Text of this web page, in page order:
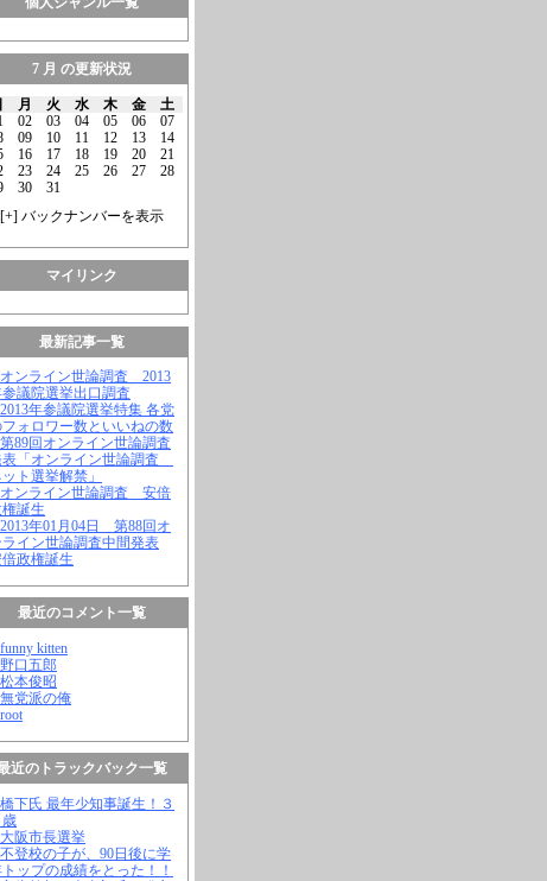
7 月 の更新状況
月 火 水 木 金
土
02 03 04 05 06
07
09 10 11 12 13
14
16 17 18 19 20
21
23 24 25 26 27
28
30
31
[+] バックナンバーを表示
マイリンク
最新記事一覧
ンライン世論調査 2013
議院選挙出口調査
年参議院選挙特集 各党
ォロワー数といいねの数
89回オンライン世論調査
表「オンライン世論調査
ト選挙解禁」
ンライン世論調査 安倍
誕生
年01月04日 第88回オ
ライン世論調査中間発表
政権誕生
最近のコメント一覧
kitten
口五郎
本俊昭
党派の俺
近のトラックバック一覧
下氏 最年少知事誕生！３
歳
阪市長選挙
登校の子が、90日後に学
ップの成績をとった！！